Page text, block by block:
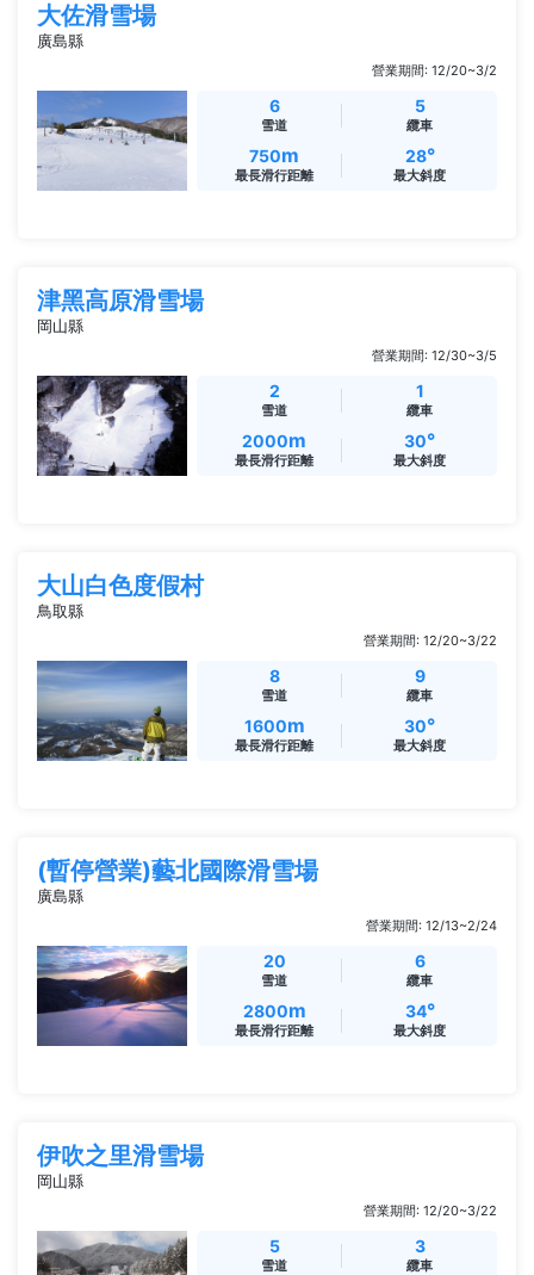
大佐滑雪場
廣島縣
營業期間: 12/20~3/2
6
雪道
5
纜車
750m
最長滑行距離
28°
最大斜度
津黑高原滑雪場
岡山縣
營業期間: 12/30~3/5
2
雪道
1
纜車
2000m
最長滑行距離
30°
最大斜度
大山白色度假村
鳥取縣
營業期間: 12/20~3/22
8
雪道
9
纜車
1600m
最長滑行距離
30°
最大斜度
(暫停營業)藝北國際滑雪場
廣島縣
營業期間: 12/13~2/24
20
雪道
6
纜車
2800m
最長滑行距離
34°
最大斜度
伊吹之里滑雪場
岡山縣
營業期間: 12/20~3/22
5
雪道
3
纜車